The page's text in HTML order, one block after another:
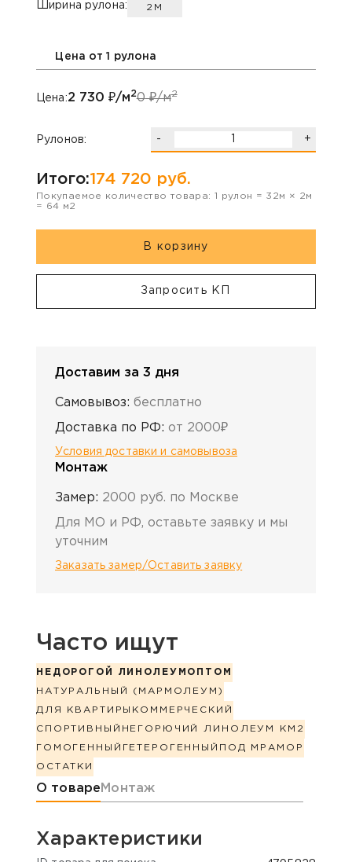
Ширина рулона: 2М
Цена от 1 рулона
Цена:2 730 ₽/м20₽/м2
Рулонов: - +
Итого:174 720 руб.
Покупаемое количество товара: 1 рулон = 32м × 2м
=
64 м2
В корзину
Запросить КП
Доставим за 3 дня
Самовывоз: бесплатно
Доставка по РФ: от 2000₽
Условия доставки и самовывоза
Монтаж
Замер: 2000 руб. по Москве
Для МО и РФ, оставьте заявку и мы
уточним
Заказать замер/Оставить заявку
Часто ищут
НЕДОРОГОЙ ЛИНОЛЕУМ ОПТОМ
НАТУРАЛЬНЫЙ (МАРМОЛЕУМ)
ДЛЯ КВАРТИРЫ КОММЕРЧЕСКИЙ
СПОРТИВНЫЙ НЕГОРЮЧИЙ ЛИНОЛЕУМ КМ2
ГОМОГЕННЫЙ ГЕТЕРОГЕННЫЙ ПОД МРАМОР
ОСТАТКИ
Информация о товаре
О товаре Монтаж
Характеристики